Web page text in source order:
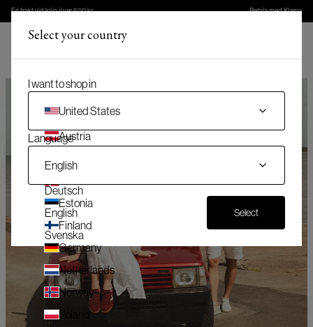
Fri frakt vid köp över 500 kr Betala med Klarna
Select your country
I want to shop in
United States
Austria
Belgium
Estonia
Finland
Germany
Netherlands
Norway
Poland
Language
English
Deutsch
English
Svenska
Select